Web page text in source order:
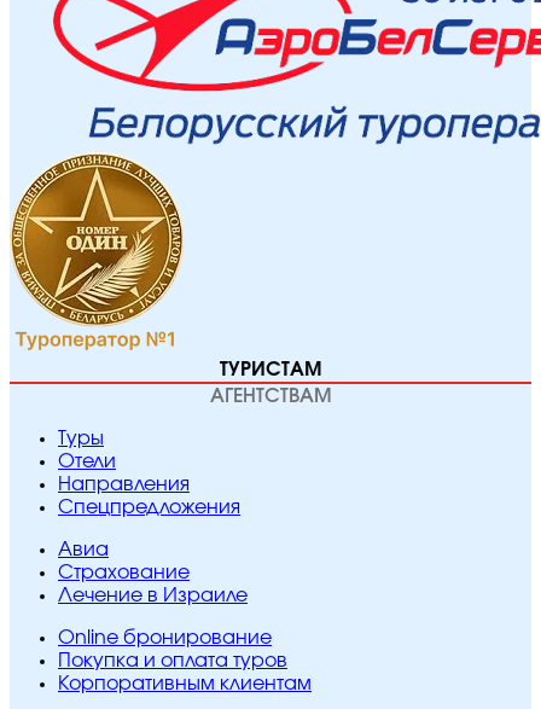
ТУРИСТАМ
АГЕНТСТВАМ
Туры
Отели
Направления
Спецпредложения
Авиа
Страхование
Лечение в Израиле
Online бронирование
Покупка и оплата туров
Корпоративным клиентам